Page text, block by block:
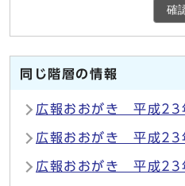
確
同じ階層の情報
広報おおがき 平成23
広報おおがき 平成23
広報おおがき 平成23